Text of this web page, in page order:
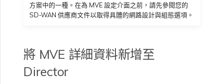
方案中的一種。在為 MVE 設定介面之前，請先參閱您的
SD-WAN 供應商文件以取得具體的網路設計與組態選項。
將 MVE 詳細資料新增至
Director